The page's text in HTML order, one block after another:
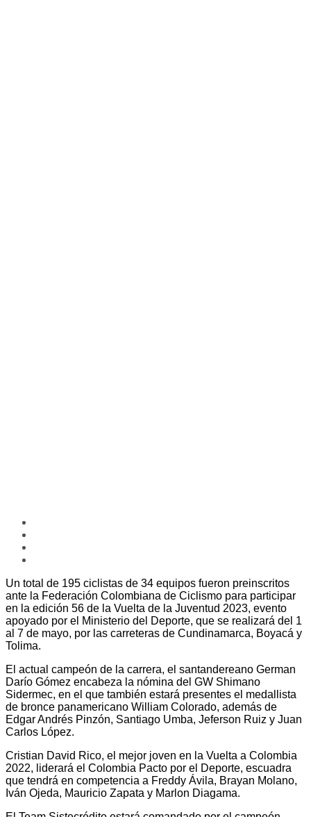
Un total de 195 ciclistas de 34 equipos fueron preinscritos
ante la Federación Colombiana de Ciclismo para participar
en la edición 56 de la Vuelta de la Juventud 2023, evento
apoyado por el Ministerio del Deporte, que se realizará del 1
al 7 de mayo, por las carreteras de Cundinamarca, Boyacá y
Tolima.
El actual campeón de la carrera, el santandereano German
Darío Gómez encabeza la nómina del GW Shimano
Sidermec, en el que también estará presentes el medallista
de bronce panamericano William Colorado, además de
Edgar Andrés Pinzón, Santiago Umba, Jeferson Ruiz y Juan
Carlos López.
Cristian David Rico, el mejor joven en la Vuelta a Colombia
2022, liderará el Colombia Pacto por el Deporte, escuadra
que tendrá en competencia a Freddy Ávila, Brayan Molano,
Iván Ojeda, Mauricio Zapata y Marlon Diagama.